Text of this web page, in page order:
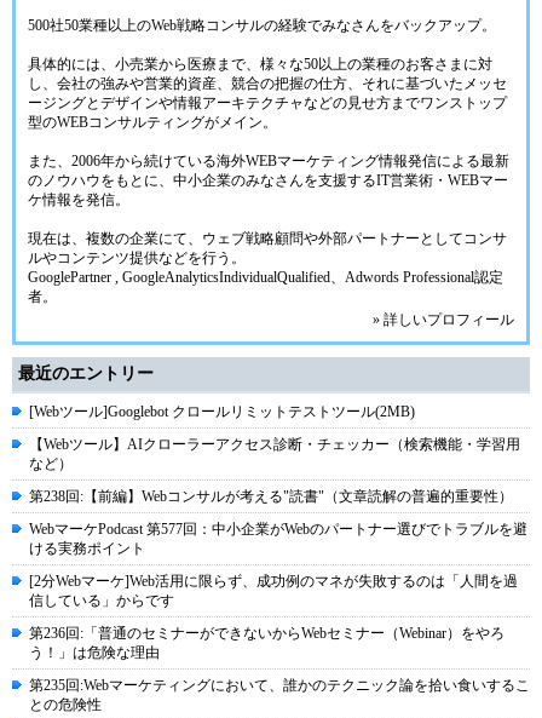
500社50業種以上のWeb戦略コンサルの経験でみなさんをバックアップ。
具体的には、小売業から医療まで、様々な50以上の業種のお客さまに対
し、会社の強みや営業的資産、競合の把握の仕方、それに基づいたメッセ
ージングとデザインや情報アーキテクチャなどの見せ方までワンストップ
型のWEBコンサルティングがメイン。
また、2006年から続けている海外WEBマーケティング情報発信による最新
のノウハウをもとに、中小企業のみなさんを支援するIT営業術・WEBマー
ケ情報を発信。
現在は、複数の企業にて、ウェブ戦略顧問や外部パートナーとしてコンサ
ルやコンテンツ提供などを行う。
GooglePartner , GoogleAnalyticsIndividualQualified、Adwords Professional認定
者。
» 詳しいプロフィール
最近のエントリー
[Webツール]Googlebot クロールリミットテストツール(2MB)
【Webツール】AIクローラーアクセス診断・チェッカー（検索機能・学習用
など）
第238回:【前編】Webコンサルが考える"読書"（文章読解の普遍的重要性）
WebマーケPodcast 第577回：中小企業がWebのパートナー選びでトラブルを避
ける実務ポイント
[2分Webマーケ]Web活用に限らず、成功例のマネが失敗するのは「人間を過
信している」からです
第236回:「普通のセミナーができないからWebセミナー（Webinar）をやろ
う！」は危険な理由
第235回:Webマーケティングにおいて、誰かのテクニック論を拾い食いするこ
との危険性